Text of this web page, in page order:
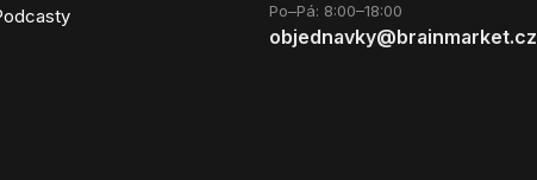
Po–Pá: 8:00–18:00
objednavky@brainmarket.cz